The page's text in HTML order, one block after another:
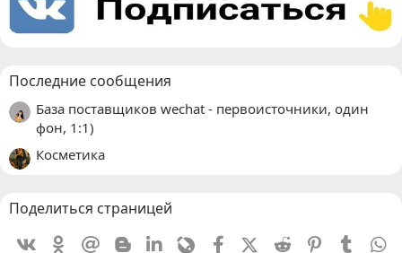
Последние сообщения
База поставщиков wechat - первоисточники, один
фон, 1:1)
Косметика
Поделиться страницей
VkontakteOdnoklassniki
Mail.ru BloggerLinkedin
LivejournalFacebookX (Twitter)
Reddit PinterestTumblr